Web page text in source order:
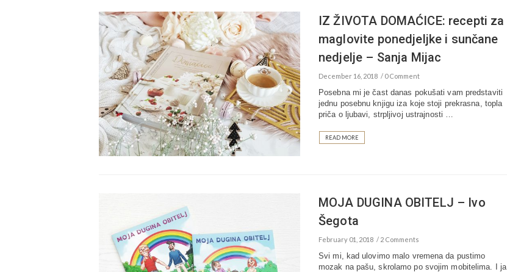
IZ ŽIVOTA DOMAĆICE: recepti za
maglovite ponedjeljke i sunčane
nedjelje – Sanja Mijac
December 16, 2018 0 Comment
Posebna mi je čast danas pokušati vam predstaviti
jednu posebnu knjigu iza koje stoji prekrasna, topla
priča o ljubavi, strpljivoj ustrajnosti …
READ MORE
MOJA DUGINA OBITELJ – Ivo
Šegota
February 01, 2018 2 Comments
Svi mi, kad ulovimo malo vremena da pustimo
mozak na pašu, skrolamo po svojim mobitelima. I ja